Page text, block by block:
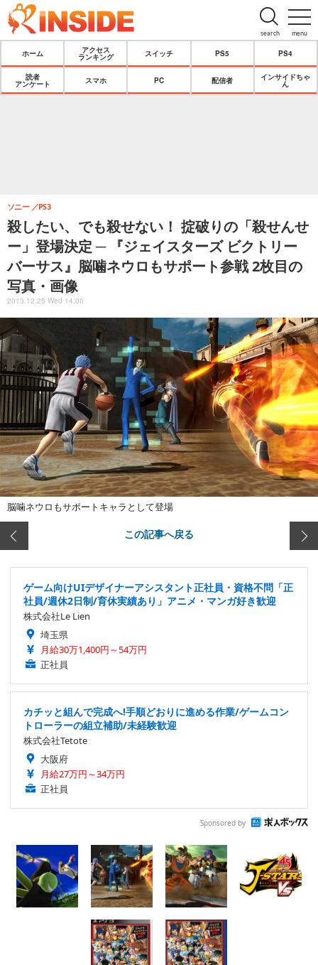
menu
search
ホーム
アクセス
ランキング
スイッチ PS5 PS4
読者
アンケート
スマホ PC 配信者
インサイドちゃ
ん
殺したい、でも殺せない！ 掟破りの「殺せんせ
ー」登場決定 ─ 『ジェイスターズ ビクトリー
バーサス』脳噛ネウロもサポート参戦 2枚目の
写真・画像
ソニー PS3
2013.12.25 Wed 14:00
脳噛ネウロもサポートキャラとして登場
この記事へ戻る
ゲーム向けUIデザイナーアシスタント正社員・資格不問「正
社員/週休2日制/育休実績あり」アニメ・マンガ好き歓迎
株式会社Le Lien
埼玉県
月給30万1,400円～54万円
正社員
カチッと組んで完成へ!手順どおりに進める作業/ゲームコン
トローラーの組立補助/未経験歓迎
株式会社Tetote
大阪府
月給27万円～34万円
正社員
Sponsored by